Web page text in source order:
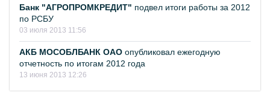
Банк "АГРОПРОМКРЕДИТ" подвел итоги работы за 2012
по РСБУ
03 июля 2013 11:56
АКБ МОСОБЛБАНК ОАО опубликовал ежегодную
отчетность по итогам 2012 года
13 июня 2013 12:26